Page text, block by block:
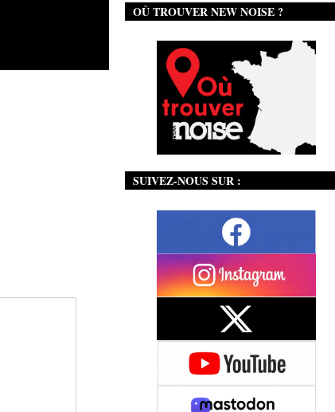
OÙ TROUVER NEW NOISE ?
SUIVEZ-NOUS SUR :